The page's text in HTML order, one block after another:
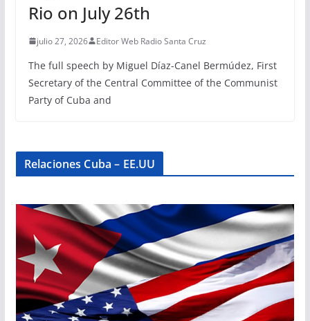
Rio on July 26th
julio 27, 2026 Editor Web Radio Santa Cruz
The full speech by Miguel Díaz-Canel Bermúdez, First
Secretary of the Central Committee of the Communist
Party of Cuba and
Relaciones Cuba – EE.UU